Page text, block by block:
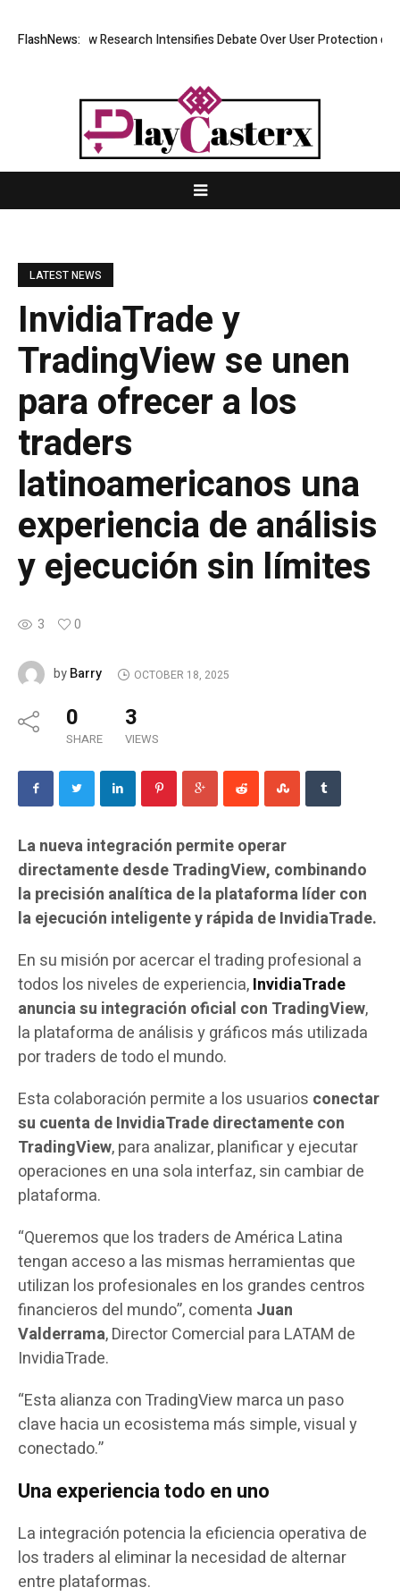
FlashNews:
New Research Intensifies Debate Over User Protection on
LATEST NEWS
InvidiaTrade y
TradingView se unen
para ofrecer a los
traders
latinoamericanos una
experiencia de análisis
y ejecución sin límites
3 0
byBarry OCTOBER 18, 2025
0
SHARE
3
VIEWS
La nueva integración permite operar
directamente desde TradingView, combinando
la precisión analítica de la plataforma líder con
la ejecución inteligente y rápida de InvidiaTrade.
En su misión por acercar el trading profesional a
todos los niveles de experiencia,InvidiaTrade
anuncia su integración oficial con TradingView,
la plataforma de análisis y gráficos más utilizada
por traders de todo el mundo.
Esta colaboración permite a los usuarios conectar
su cuenta de InvidiaTrade directamente con
TradingView, para analizar, planificar y ejecutar
operaciones en una sola interfaz, sin cambiar de
plataforma.
“Queremos que los traders de América Latina
tengan acceso a las mismas herramientas que
utilizan los profesionales en los grandes centros
financieros del mundo”, comenta Juan
Valderrama, Director Comercial para LATAM de
InvidiaTrade.
“Esta alianza con TradingView marca un paso
clave hacia un ecosistema más simple, visual y
conectado.”
Una experiencia todo en uno
La integración potencia la eficiencia operativa de
los traders al eliminar la necesidad de alternar
entre plataformas.